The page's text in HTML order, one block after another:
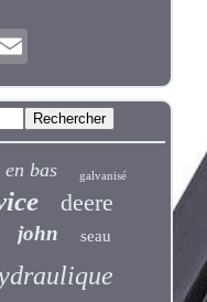
en bas galvanisé
deere
john seau